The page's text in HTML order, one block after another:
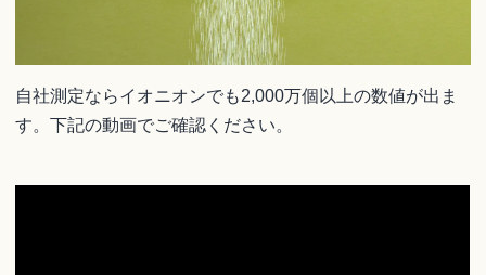
自社測定ならイオニオンでも2,000万個以上の数値が出ま
す。下記の動画でご確認ください。